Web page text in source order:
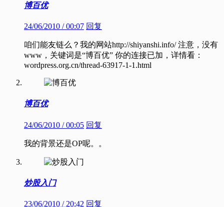
博百优
24/06/2010 / 00:07 回复
咱们能友链么？我的网站http://shiyanshi.info/ 注意，没有
www，关键词是“博百优” 你的连接已加，详情看：
wordpress.org.cn/thread-63917-1-1.html
博百优
24/06/2010 / 00:05 回复
我的背景还是OP呢。。
炒股入门
23/06/2010 / 20:42 回复